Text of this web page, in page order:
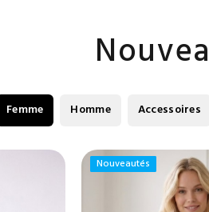
Femme Homme Accessoires
Nouveautés
Nouveautés